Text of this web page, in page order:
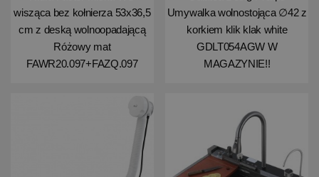
wisząca bez kołnierza 53x36,5
cm z deską wolnoopadającą
Różowy mat
FAWR20.097+FAZQ.097
Umywalka wolnostojąca ∅42 z
korkiem klik klak white
GDLT054AGW W
MAGAZYNIE!!